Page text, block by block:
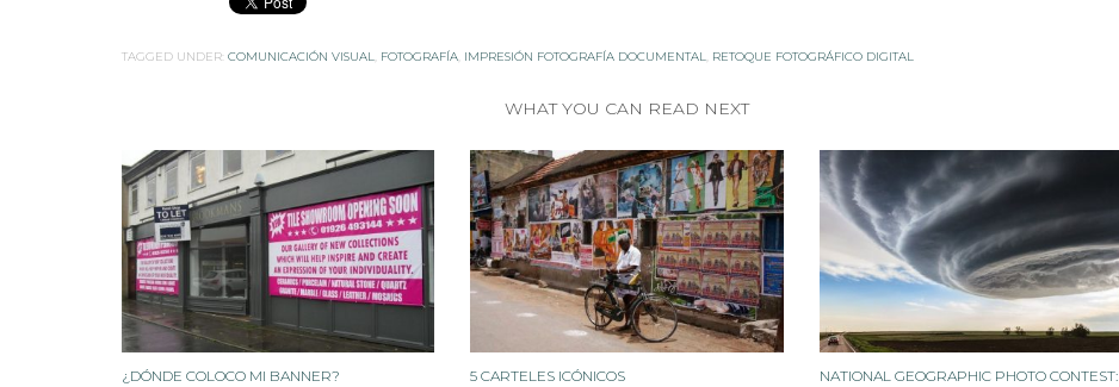
TAGGED UNDER: COMUNICACIÓN VISUAL FOTOGRAFÍA IMPRESIÓN FOTOGRAFÍA DOCUMENTAL RETOQUE FOTOGRÁFICO DIGITAL
WHAT YOU CAN READ NEXT
¿DÓNDE COLOCO MI BANNER? 5 CARTELES ICÓNICOS
NATIONAL GEOGRAPHIC PHOTO CONTEST: